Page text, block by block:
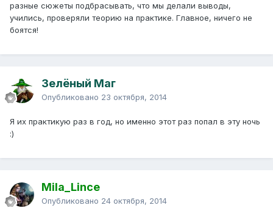
разные сюжеты подбрасывать, что мы делали выводы,
учились, проверяли теорию на практике. Главное, ничего не
боятся!
Зелёный Маг
Опубликовано 23 октября, 2014
Я их практикую раз в год, но именно этот раз попал в эту ночь
:)
Mila_Lince
Опубликовано 24 октября, 2014